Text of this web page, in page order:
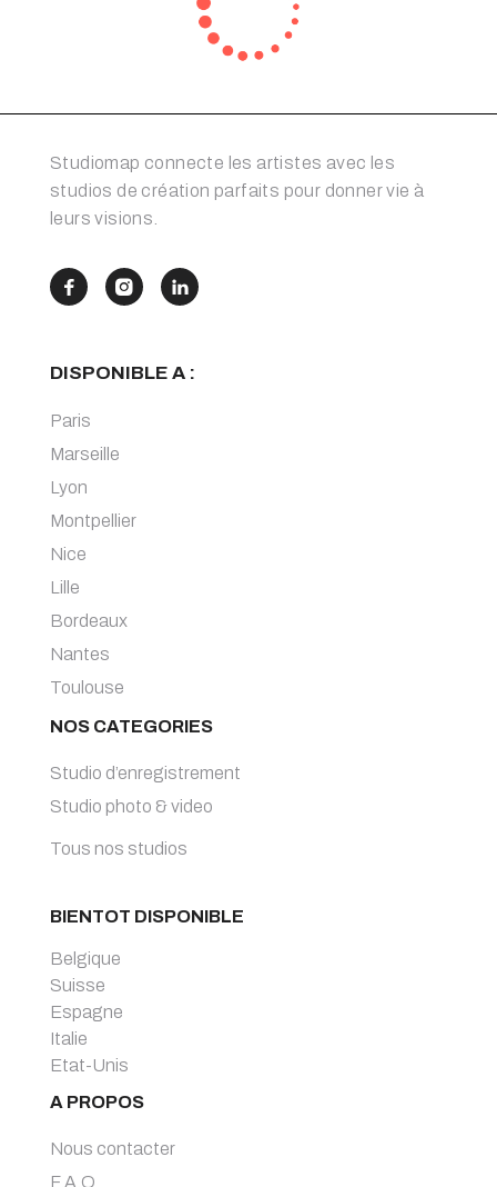
Studiomap connecte les artistes avec les
studios de création parfaits pour donner vie à
leurs visions.
  
DISPONIBLE A :
Paris
Marseille
Lyon
Montpellier
Nice
Lille
Bordeaux
Nantes
Toulouse
NOS CATEGORIES
Studio d’enregistrement
Studio photo & video
Tous nos studios
BIENTOT DISPONIBLE
Belgique
Suisse
Espagne
Italie
Etat-Unis
A PROPOS
Nous contacter
F.A.Q